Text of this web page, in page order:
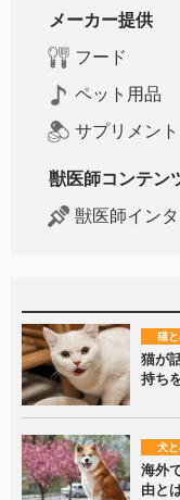
メーカー提供
フード
ペット用品
サプリメント
獣医師コンテン
獣医師イン
猫
猫が
持ち
犬
海外
由と